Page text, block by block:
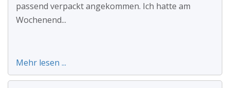
passend verpackt angekommen. Ich hatte am
Wochenend...
Mehr lesen ...